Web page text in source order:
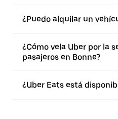
¿Puedo alquilar un
¿Cómo vela Uber por la
pasajeros en Bonne?
¿Uber Eats está